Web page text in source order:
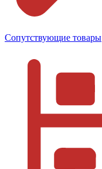
Сопутствующие товары